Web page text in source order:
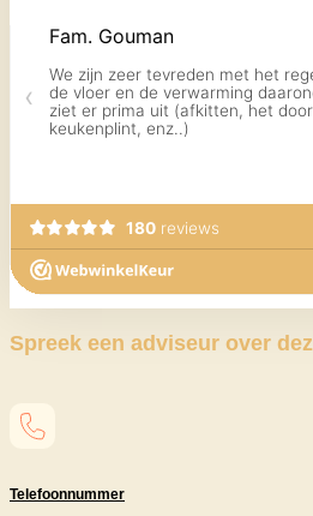
Spreek een adviseur over
Telefoonnummer